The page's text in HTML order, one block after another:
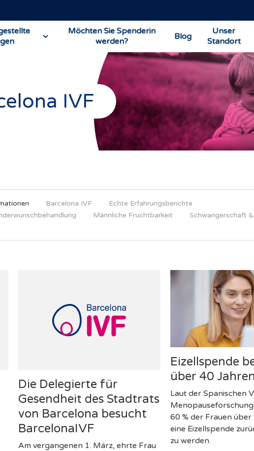
Möchten Sie Spenderin
werden?
Blog
Unser
Standort
IVF
Barcelona IVF
Echte Erfahrungsberichte
Männliche Fruchtbarkeit
Schwangerschaft
Die Delegierte für
Gesendheit des Stadtrats
von Barcelona besucht
BarcelonaIVF
Am vergangenen 1. März, ehrte Frau
Eizellspende
über 40
Laut der Spanischen
60 % der Frauen
eine Eizellspende
zu werden.